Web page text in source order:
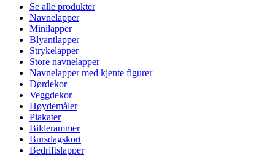
Se alle produkter
Navnelapper
Minilapper
Blyantlapper
Strykelapper
Store navnelapper
Navnelapper med kjente figurer
Dørdekor
Veggdekor
Høydemåler
Plakater
Bilderammer
Bursdagskort
Bedriftslapper